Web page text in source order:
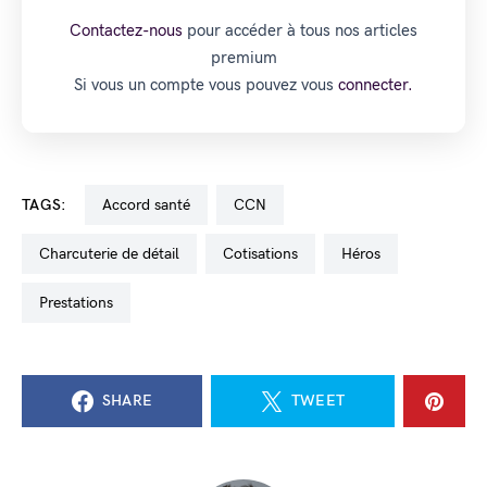
Contactez-nous pour accéder à tous nos articles
premium
Si vous un compte vous pouvez vous connecter.
TAGS: accord santé CCN
charcuterie de détail cotisations Héros
prestations
SHARE TWEET